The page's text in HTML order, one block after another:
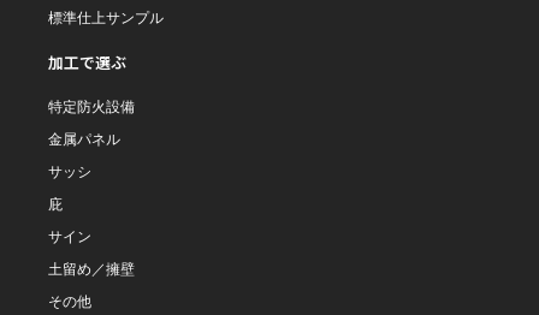
標準仕上サンプル
加工で選ぶ
特定防火設備
金属パネル
サッシ
庇
サイン
土留め／擁壁
その他